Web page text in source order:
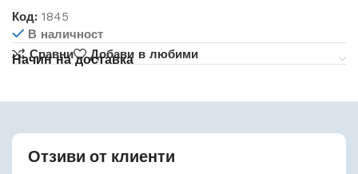
Код:1845
В наличност
Сравни
Добави в любими
Начин на доставка
Отзиви от клиенти